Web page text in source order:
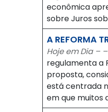
econômica
sobre Juros
A REFORMA
Hoje em Dia –
regulamenta a
proposta,
está centrada
em que muitos